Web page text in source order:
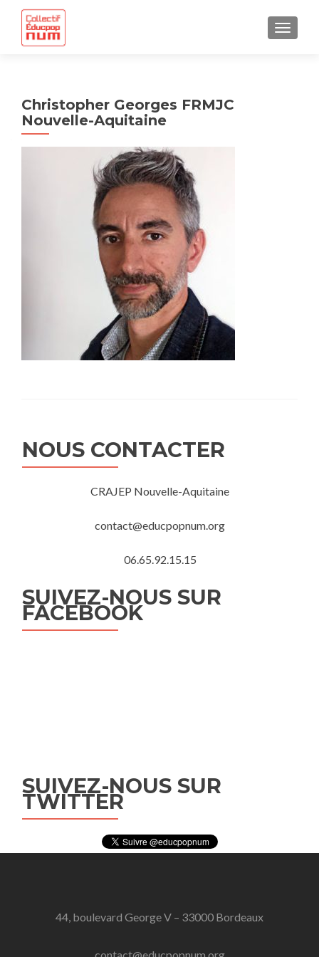
Christopher Georges FRMJC
Nouvelle-Aquitaine
NOUS CONTACTER
CRAJEP Nouvelle-Aquitaine
contact@educpopnum.org
06.65.92.15.15
SUIVEZ-NOUS SUR
FACEBOOK
SUIVEZ-NOUS SUR
TWITTER
44, boulevard George V – 33000 Bordeaux